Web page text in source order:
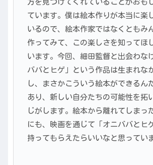
方を見つけてくれていることがおも
ています。僕は絵本作りが本当に楽
いるので、絵本作家ではなくともみ
作ってみて、この楽しさを知ってほ
います。今回、細田監督と出会わな
ババとヒゲ」という作品は生まれな
し、まさかこういう絵本ができるん
あり、新しい自分たちの可能性を拓
じがします。絵本から離れてしまっ
にも、映画を通じて「オニババとヒ
持ってもらえたらいいなと思ってい